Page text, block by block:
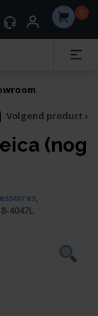
0
| Volgend product ›
(nog
,
4047L